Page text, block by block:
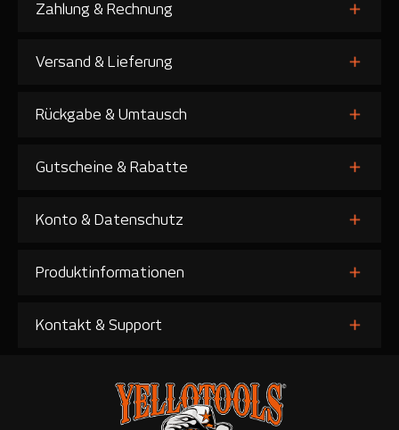
Zahlung & Rechnung
Versand & Lieferung
Rückgabe & Umtausch
Gutscheine & Rabatte
Konto & Datenschutz
Produktinformationen
Kontakt & Support